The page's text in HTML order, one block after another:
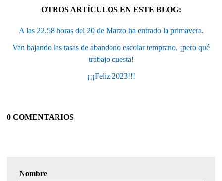
OTROS ARTÍCULOS EN ESTE BLOG:
A las 22.58 horas del 20 de Marzo ha entrado la primavera.
Van bajando las tasas de abandono escolar temprano, ¡pero qué
trabajo cuesta!
¡¡¡Feliz 2023!!!
0 COMENTARIOS
Nombre